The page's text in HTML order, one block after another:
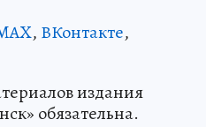
, ВКонтакте,
издания
обязательна.